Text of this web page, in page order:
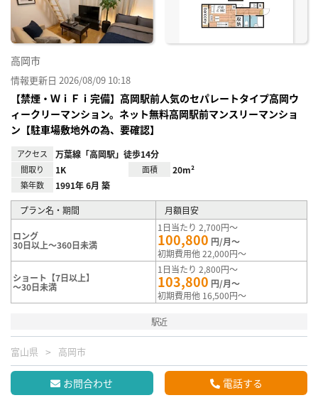
高岡市
情報更新日 2026/08/09 10:18
【禁煙・ＷｉＦｉ完備】高岡駅前人気のセパレートタイプ高岡ウ
ィークリーマンション。ネット無料高岡駅前マンスリーマンショ
ン【駐車場敷地外の為、要確認】
アクセス 万葉線「高岡駅」徒歩14分
間取り 1K 面積 20m²
築年数 1991年 6月 築
プラン名・期間 月額目安
ロング
30日以上～360日未満
1日当たり 2,700円～
100,800 円/月～
初期費用他 22,000円～
ショート【7日以上】
～30日未満
1日当たり 2,800円～
103,800 円/月～
初期費用他 16,500円～
駅近
富山県 高岡市
お問合わせ 電話する